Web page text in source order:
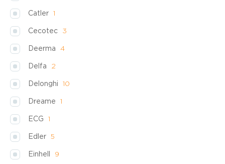
Catler 1
Cecotec 3
Deerma 4
Delfa 2
Delonghi 10
Dreame 1
ECG 1
Edler 5
Einhell 9